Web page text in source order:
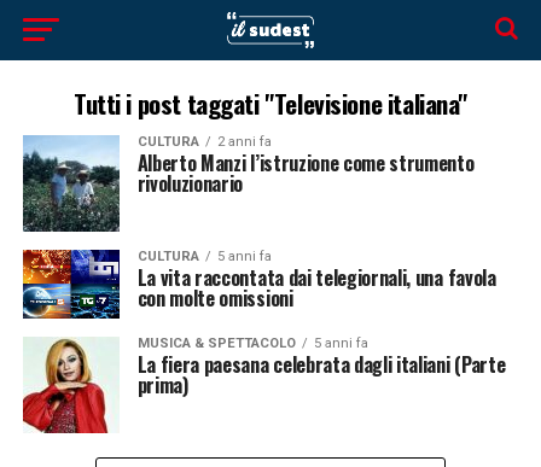
Tutti i post taggati "Televisione italiana"
CULTURA 2 anni fa
Alberto Manzi l’istruzione come strumento
rivoluzionario
CULTURA 5 anni fa
La vita raccontata dai telegiornali, una favola
con molte omissioni
MUSICA & SPETTACOLO 5 anni fa
La fiera paesana celebrata dagli italiani (Parte
prima)